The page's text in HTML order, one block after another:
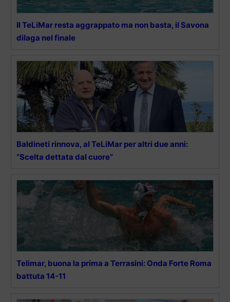
Il TeLiMar resta aggrappato ma non basta, il Savona
dilaga nel finale
Baldineti rinnova, al TeLiMar per altri due anni:
“Scelta dettata dal cuore”
Telimar, buona la prima a Terrasini: Onda Forte Roma
battuta 14-11